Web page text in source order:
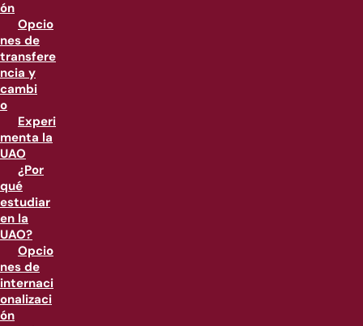
ón
Opcio
nes de
transfere
ncia y
cambi
o
Experi
menta la
UAO
¿Por
qué
estudiar
en la
UAO?
Opcio
nes de
internaci
onalizaci
ón